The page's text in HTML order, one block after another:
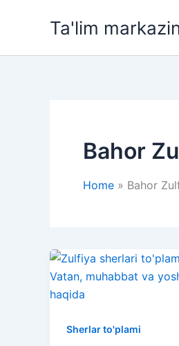
Ta'lim
Bahor
Home Bahor
Sherlar to'plami